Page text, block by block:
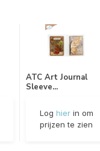
ATC Art Journal
Sleeve...
Log hierin om
prijzen te zien